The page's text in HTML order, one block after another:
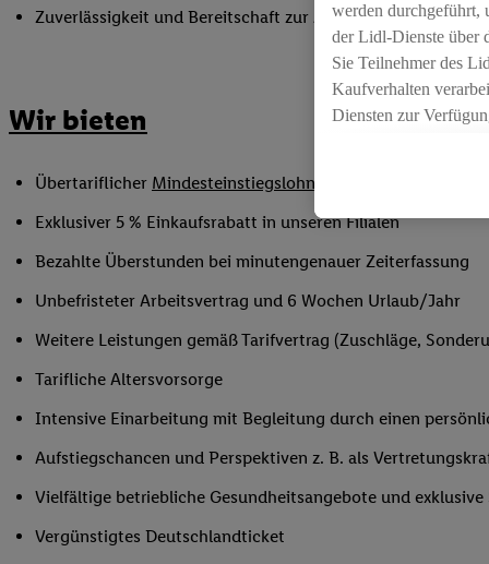
Zuverlässigkeit und Bereitschaft zur Arbeit in flexiblen
Wir bieten
Übertariflicher Mindesteinstiegslohn
Exklusiver 5 % Einkaufsrabatt in unseren Filialen
Bezahlte Überstunden bei minutengenauer Zeiterfassung
Unbefristeter Arbeitsvertrag und 6 Wochen Urlaub/Jahr
Weitere Leistungen gemäß Tarifvertrag (Zuschläge,
Tarifliche Altersvorsorge
Intensive Einarbeitung mit Begleitung durch einen
Aufstiegschancen und Perspektiven z. B. als
Vielfältige betriebliche Gesundheitsangebote und
Vergünstigtes Deutschlandticket
werden durchgeführt,
der Lidl-Dienste über
Sie Teilnehmer des
Kaufverhalten
Diensten zur
Die Erstellung
angereicherten
Ihr Kaufverhalten in
Speichern von und/
(sogenannten
zur technischen
in gemeinsamer
spezielle Online-
Ihnen personalisierte